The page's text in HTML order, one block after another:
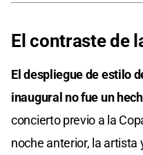
El contraste de
El despliegue de estilo
inaugural no fue un
concierto previo a la
noche anterior, la